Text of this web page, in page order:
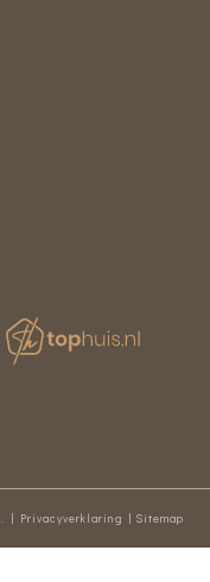
. | Privacyverklaring | Sitemap